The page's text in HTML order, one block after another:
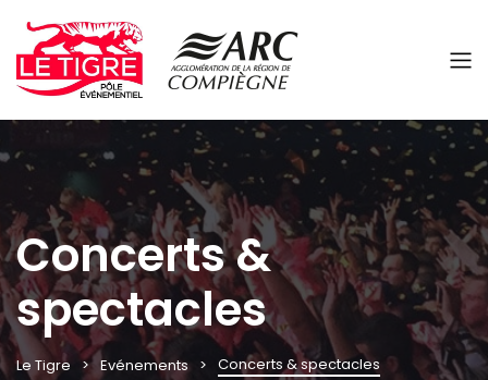
Concerts &
spectacles
Le Tigre Evénements Concerts & spectacles